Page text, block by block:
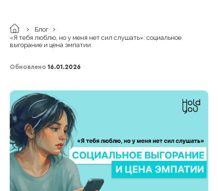
Блог
«Я тебя люблю, но у меня нет сил слушать»: социальное
выгорание и цена эмпатии
Обновлено 16.01.2026